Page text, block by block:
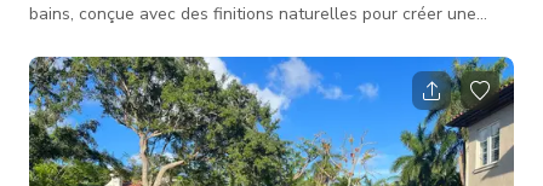
bains, conçue avec des finitions naturelles pour créer une
soigneusement aménagé et entièrement meublé avec du
mobilier moderne haut de gamme, des œuvres d'art et des
détails en pierre naturelle partout. La maison est baignée de
lumière naturelle grâce à de grandes portes-fenêtres
coulissantes et des fenêt